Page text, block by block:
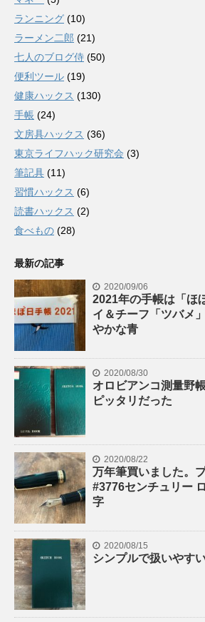
ランニング (10)
ラーメン二郎 (21)
七人のブログ侍 (50)
便利ツール (19)
健康ハックス (130)
手帳 (24)
文房具ハックス (36)
東京ライフハック研究会 (3)
筆記具 (11)
習慣ハックス (6)
読書ハックス (2)
食べもの (28)
最新の記事
2020/09/06
2021年の手帳は「ほ
イ＆チーフ「ツバメ
やかな青
2020/08/30
オロビアンコ測量野
ピッタリだった
2020/08/22
万年筆買いました。
#3776センチュリー
字
2020/08/15
シンプルで扱いやす